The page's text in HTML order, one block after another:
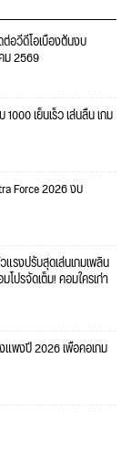
อวีดีโอเบื้องต้นงบ
ม 2569
เย็นเร็ว เล่นลื่น เกม
Force 2026 งบ
รงปรับสุดเล่นเกมเพลิน
ปรจัดเต็ม! คอมใครเก่า
แพงปี 2026 เพื่อคอเกม